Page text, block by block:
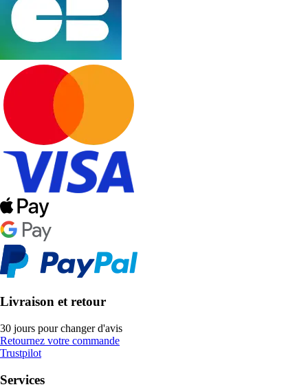
Livraison et retour
30 jours pour changer d'avis
Retournez votre commande
Trustpilot
Services